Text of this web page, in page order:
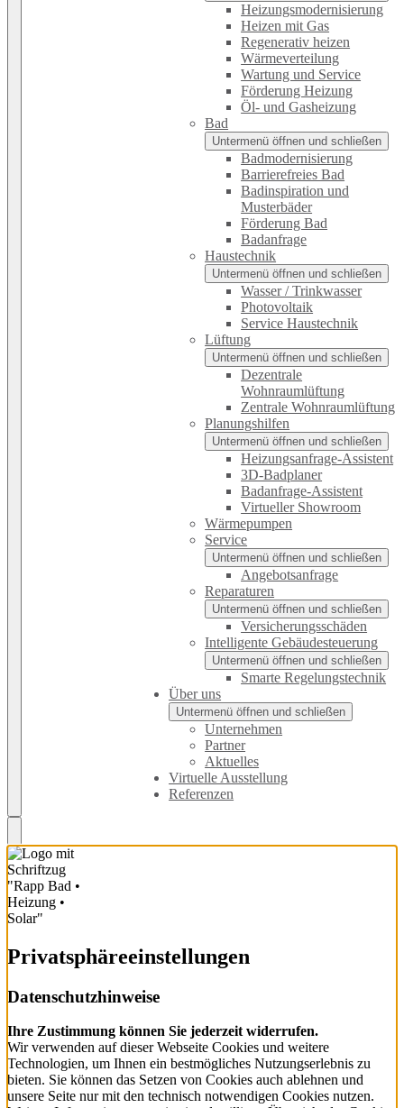
Heizungsmodernisierung
Heizen mit Gas
Regenerativ heizen
Wärmeverteilung
Wartung und Service
Förderung Heizung
Öl- und Gasheizung
Bad
Untermenü öffnen und schließen
Badmodernisierung
Barrierefreies Bad
Badinspiration und
Musterbäder
Förderung Bad
Badanfrage
Haustechnik
Untermenü öffnen und schließen
Wasser / Trinkwasser
Photovoltaik
Service Haustechnik
Lüftung
Untermenü öffnen und schließen
Dezentrale
Wohnraumlüftung
Zentrale Wohnraumlüftung
Planungshilfen
Untermenü öffnen und schließen
Heizungsanfrage-Assistent
3D-Badplaner
Badanfrage-Assistent
Virtueller Showroom
Wärmepumpen
Service
Untermenü öffnen und schließen
Angebotsanfrage
Reparaturen
Untermenü öffnen und schließen
Versicherungsschäden
Intelligente Gebäudesteuerung
Untermenü öffnen und schließen
Smarte Regelungstechnik
Über uns
Untermenü öffnen und schließen
Unternehmen
Partner
Aktuelles
Virtuelle Ausstellung
Referenzen
Privatsphäre­einstellungen
Datenschutzhinweise
Ihre Zustimmung können Sie jederzeit widerrufen.
Wir verwenden auf dieser Webseite Cookies und weitere
Technologien, um Ihnen ein bestmögliches Nutzungserlebnis zu
bieten. Sie können das Setzen von Cookies auch ablehnen und
unsere Seite nur mit den technisch notwendigen Cookies nutzen.